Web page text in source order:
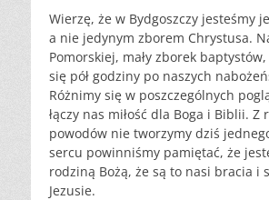
Wierzę, że w Bydgoszczy jesteśmy
a nie jedynym zborem Chrystusa.
Pomorskiej, mały zborek
się pół godziny po naszych
Różnimy się w poszczególnych
łączy nas miłość dla Boga i Biblii. Z
powodów nie tworzymy dziś
sercu powinniśmy pamiętać, że
rodziną Bożą, że są to nasi bracia i
Jezusie.